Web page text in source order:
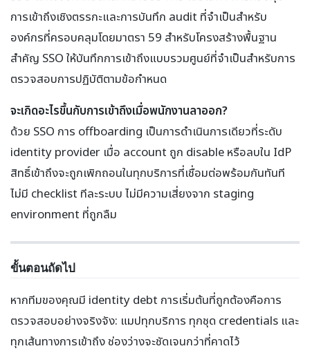
การเข้าถึงเชิงตรรกะและการบันทึก audit ที่จำเป็นสำหรับ
องค์กรที่ครอบคลุมโดยมาตรา 59 สำหรับโครงสร้างพื้นฐาน
สำคัญ SSO ให้บันทึกการเข้าถึงแบบรวมศูนย์ที่จำเป็นสำหรับการ
ตรวจสอบการปฏิบัติตามข้อกำหนด
จะเกิดอะไรขึ้นกับการเข้าถึงเมื่อพนักงานลาออก?
ด้วย SSO การ offboarding เป็นการดำเนินการเดียวที่ระดับ
identity provider เมื่อ account ถูก disable หรือลบใน IdP
สิทธิ์เข้าถึงจะถูกเพิกถอนในทุกบริการที่เชื่อมต่อพร้อมกันทันที
ไม่มี checklist ทีละระบบ ไม่มีความเสี่ยงจาก staging
environment ที่ถูกลืม
ขั้นตอนถัดไป
หากทีมของคุณมี identity debt การเริ่มต้นที่ถูกต้องคือการ
ตรวจสอบอย่างจริงจัง: แมปทุกบริการ ทุกชุด credentials และ
ทุกเส้นทางการเข้าถึง ช่องว่างจะชัดเจนกว่าที่คาดไว้